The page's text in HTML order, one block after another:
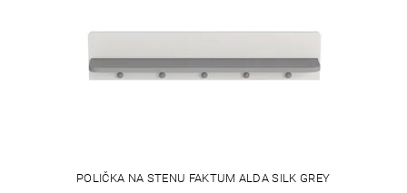
POLIČKA NA STENU FAKTUM ALDA SILK GREY